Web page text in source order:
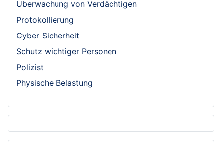
Überwachung von Verdächtigen
Protokollierung
Cyber-Sicherheit
Schutz wichtiger Personen
Polizist
Physische Belastung